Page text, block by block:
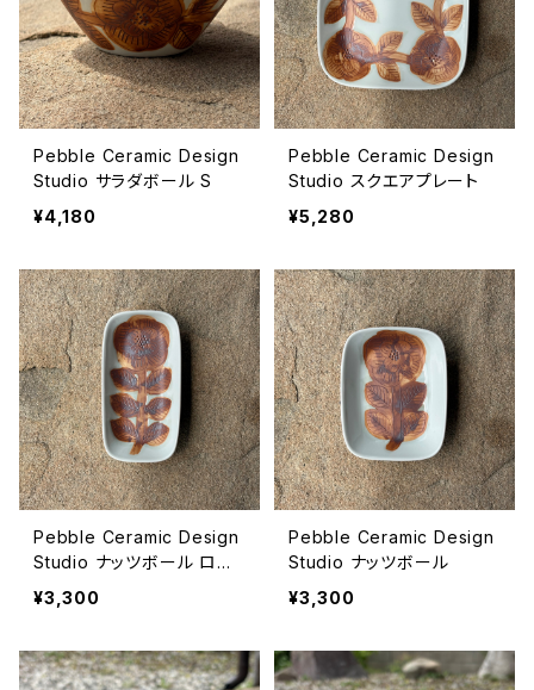
Pebble Ceramic Design
Studio サラダボール S
¥4,180
Pebble Ceramic Design
Studio スクエアプレート
¥5,280
Pebble Ceramic Design
Studio ナッツボール ロン
グ
¥3,300
Pebble Ceramic Design
Studio ナッツボール
¥3,300